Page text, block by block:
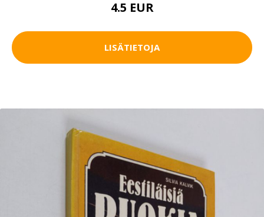
4.5 EUR
LISÄTIETOJA